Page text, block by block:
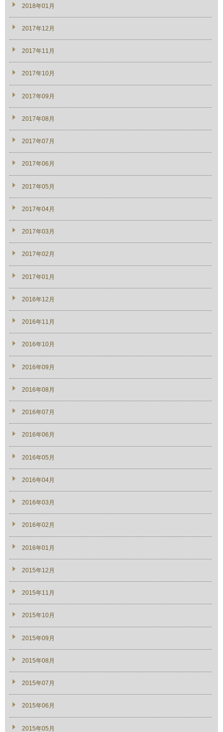
2018年01月
2017年12月
2017年11月
2017年10月
2017年09月
2017年08月
2017年07月
2017年06月
2017年05月
2017年04月
2017年03月
2017年02月
2017年01月
2016年12月
2016年11月
2016年10月
2016年09月
2016年08月
2016年07月
2016年06月
2016年05月
2016年04月
2016年03月
2016年02月
2016年01月
2015年12月
2015年11月
2015年10月
2015年09月
2015年08月
2015年07月
2015年06月
2015年05月